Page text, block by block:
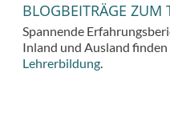
BLOGBEITRÄGE ZUM
Spannende
Inland und Ausland
Lehrerbildung